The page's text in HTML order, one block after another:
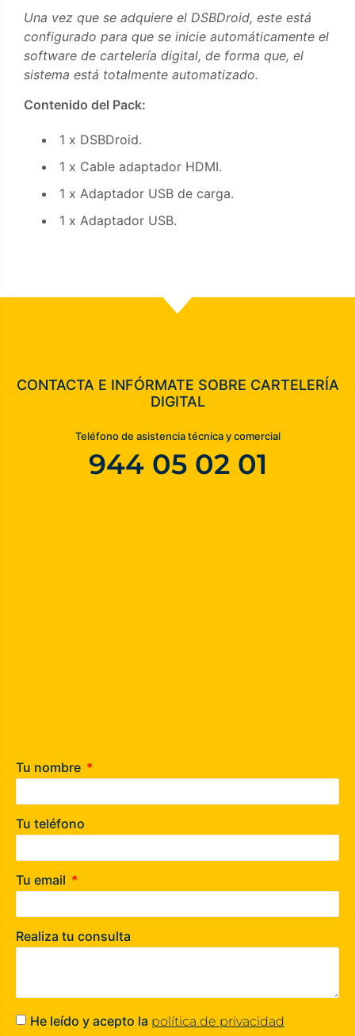
Una vez que se adquiere el DSBDroid, este está
configurado para que se inicie automáticamente el
software de cartelería digital, de forma que, el
sistema está totalmente automatizado.
Contenido del Pack:
1 x DSBDroid.
1 x Cable adaptador HDMI.
1 x Adaptador USB de carga.
1 x Adaptador USB.
CONTACTA E INFÓRMATE SOBRE CARTELERÍA
DIGITAL
Tu nombre
Tu teléfono
Tu email
Realiza tu consulta
He leído y acepto la política de privacidad
Teléfono de asistencia técnica y comercial
944 05 02 01